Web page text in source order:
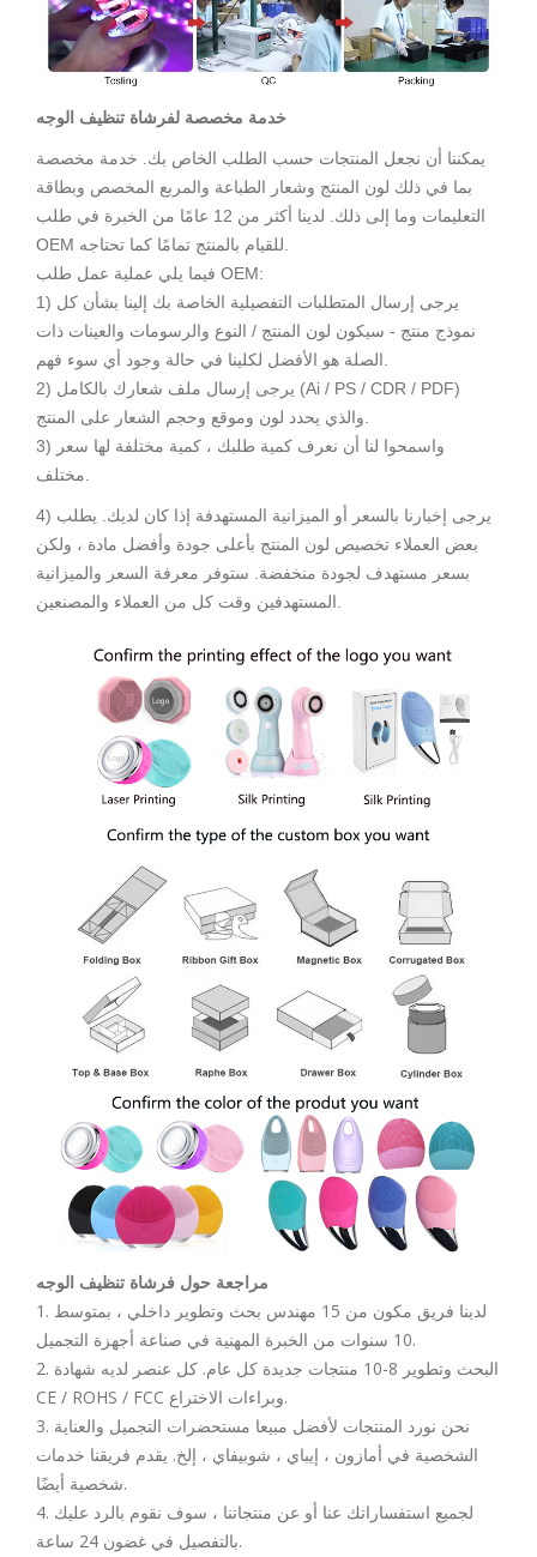
خدمة مخصصة لفرشاة تنظيف الوجه
يمكننا أن نجعل المنتجات حسب الطلب الخاص بك. خدمة مخصصة
بما في ذلك لون المنتج وشعار الطباعة والمربع المخصص وبطاقة
التعليمات وما إلى ذلك. لدينا أكثر من 12 عامًا من الخبرة في طلب
فيما يلي عملية عمل طلب OEM:
1) يرجى إرسال المتطلبات التفصيلية الخاصة بك إلينا بشأن كل
نموذج منتج - سيكون لون المنتج / النوع والرسومات والعينات ذات
2) يرجى إرسال ملف شعارك بالكامل (Ai / PS / CDR / PDF)
3) واسمحوا لنا أن نعرف كمية طلبك ، كمية مختلفة لها سعر
4) يرجى إخبارنا بالسعر أو الميزانية المستهدفة إذا كان لديك. يطلب
بعض العملاء تخصيص لون المنتج بأعلى جودة وأفضل مادة ، ولكن
بسعر مستهدف لجودة منخفضة. ستوفر معرفة السعر والميزانية
مراجعة حول فرشاة تنظيف الوجه
1. لدينا فريق مكون من 15 مهندس بحث وتطوير داخلي ، بمتوسط
10 سنوات من الخبرة المهنية في صناعة أجهزة التجميل.
2. البحث وتطوير 8-10 منتجات جديدة كل عام. كل عنصر لديه شهادة
CE / ROHS / FCC وبراءات الاختراع.
3. نحن نورد المنتجات لأفضل مبيعا مستحضرات التجميل والعناية
الشخصية في أمازون ، إيباي ، شوبيفاي ، إلخ. يقدم فريقنا خدمات
شخصية أيضًا.
4. لجميع استفساراتك عنا أو عن منتجاتنا ، سوف نقوم بالرد عليك
بالتفصيل في غضون 24 ساعة.